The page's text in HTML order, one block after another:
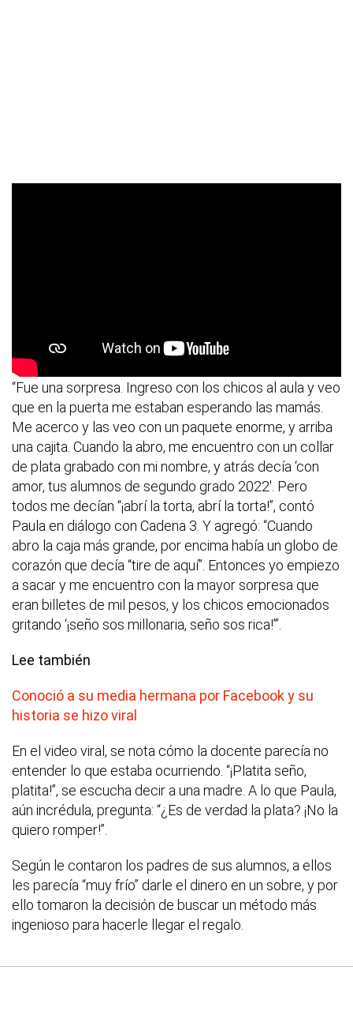
“Fue una sorpresa. Ingreso con los chicos al aula y veo
que en la puerta me estaban esperando las mamás.
Me acerco y las veo con un paquete enorme, y arriba
una cajita. Cuando la abro, me encuentro con un collar
de plata grabado con mi nombre, y atrás decía ‘con
amor, tus alumnos de segundo grado 2022′. Pero
todos me decían “¡abrí la torta, abrí la torta!”, contó
Paula en diálogo con Cadena 3. Y agregó: “Cuando
abro la caja más grande, por encima había un globo de
corazón que decía “tire de aquí”. Entonces yo empiezo
a sacar y me encuentro con la mayor sorpresa que
eran billetes de mil pesos, y los chicos emocionados
gritando ‘¡seño sos millonaria, seño sos rica!’”.
Lee también
Conoció a su media hermana por Facebook y su
historia se hizo viral
En el video viral, se nota cómo la docente parecía no
entender lo que estaba ocurriendo. “¡Platita seño,
platita!”, se escucha decir a una madre. A lo que Paula,
aún incrédula, pregunta: “¿Es de verdad la plata? ¡No la
quiero romper!”.
Según le contaron los padres de sus alumnos, a ellos
les parecía “muy frío” darle el dinero en un sobre, y por
ello tomaron la decisión de buscar un método más
ingenioso para hacerle llegar el regalo.